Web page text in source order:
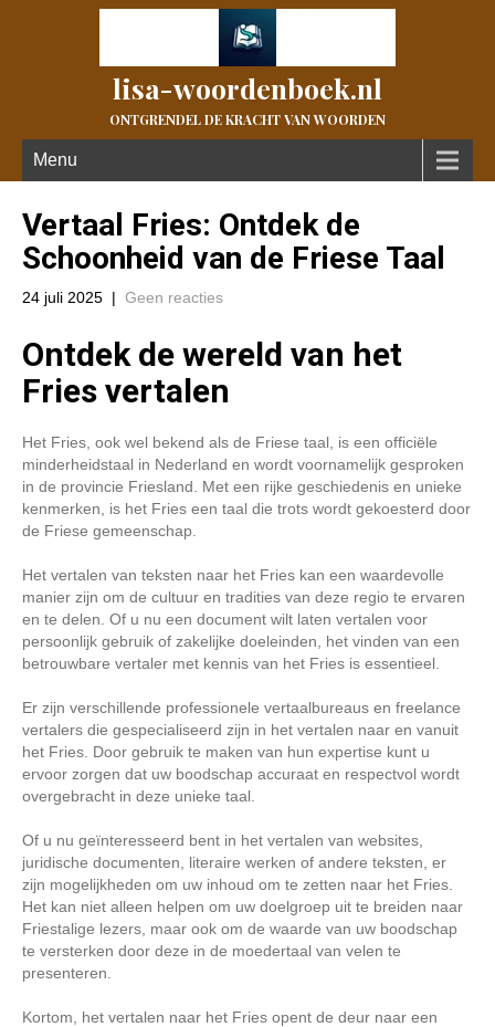
lisa-woordenboek.nl
ONTGRENDEL DE KRACHT VAN WOORDEN
Menu
Vertaal Fries: Ontdek de
Schoonheid van de Friese Taal
24 juli 2025 | Geen reacties
Ontdek de wereld van het
Fries vertalen
Het Fries, ook wel bekend als de Friese taal, is een officiële
minderheidstaal in Nederland en wordt voornamelijk gesproken
in de provincie Friesland. Met een rijke geschiedenis en unieke
kenmerken, is het Fries een taal die trots wordt gekoesterd door
de Friese gemeenschap.
Het vertalen van teksten naar het Fries kan een waardevolle
manier zijn om de cultuur en tradities van deze regio te ervaren
en te delen. Of u nu een document wilt laten vertalen voor
persoonlijk gebruik of zakelijke doeleinden, het vinden van een
betrouwbare vertaler met kennis van het Fries is essentieel.
Er zijn verschillende professionele vertaalbureaus en freelance
vertalers die gespecialiseerd zijn in het vertalen naar en vanuit
het Fries. Door gebruik te maken van hun expertise kunt u
ervoor zorgen dat uw boodschap accuraat en respectvol wordt
overgebracht in deze unieke taal.
Of u nu geïnteresseerd bent in het vertalen van websites,
juridische documenten, literaire werken of andere teksten, er
zijn mogelijkheden om uw inhoud om te zetten naar het Fries.
Het kan niet alleen helpen om uw doelgroep uit te breiden naar
Friestalige lezers, maar ook om de waarde van uw boodschap
te versterken door deze in de moedertaal van velen te
presenteren.
Kortom, het vertalen naar het Fries opent de deur naar een